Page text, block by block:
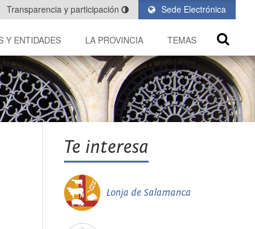
Sede Electrónica
Transparencia y participación
Y ENTIDADES LA PROVINCIA TEMAS
Te interesa
Lonja de Salamanca